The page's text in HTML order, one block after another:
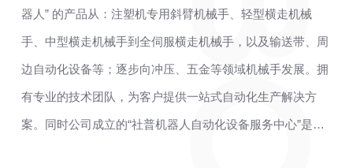
器人” 的产品从：注塑机专用斜臂机械手、轻型横走机械
手、中型横走机械手到全伺服横走机械手，以及输送带、周
边自动化设备等；逐步向冲压、五金等领域机械手发展。拥
有专业的技术团队，为客户提供一站式自动化生产解决方
案。同时公司成立的“社普机器人自动化设备服务中心”是行